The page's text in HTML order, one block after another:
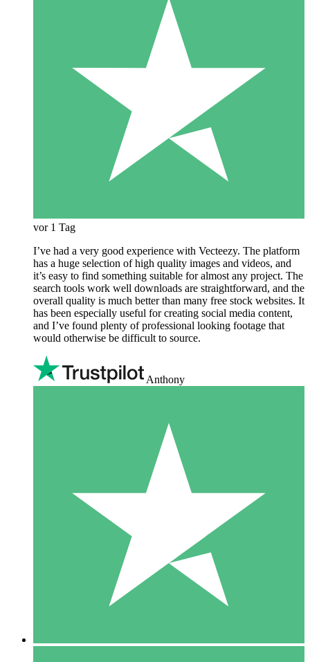
vor 1 Tag
I’ve had a very good experience with Vecteezy. The platform
has a huge selection of high quality images and videos, and
it’s easy to find something suitable for almost any project. The
search tools work well downloads are straightforward, and the
overall quality is much better than many free stock websites. It
has been especially useful for creating social media content,
and I’ve found plenty of professional looking footage that
would otherwise be difficult to source.
Anthony